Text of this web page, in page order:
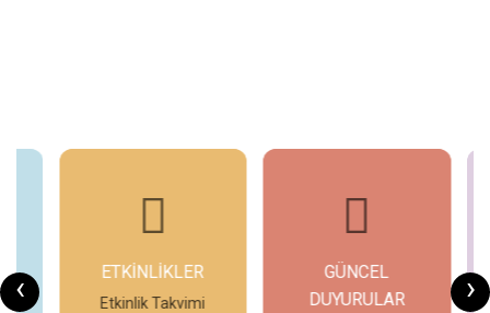
‹ ›
ETKİNLİKLER
Etkinlik Takvimi
GÜNCEL
DUYURULAR